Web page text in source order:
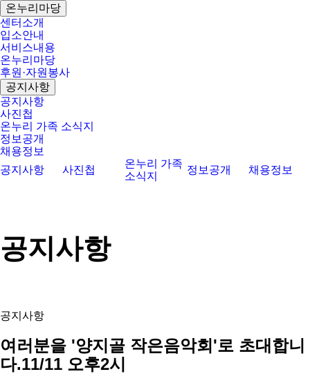
온누리마당
센터소개
입소안내
서비스내용
온누리마당
후원·자원봉사
공지사항
공지사항
사진첩
온누리 가족 소식지
정보공개
채용정보
공지사항
사진첩
온누리 가족
소식지
정보공개 채용정보
공지사항
공지사항
여러분을 '양지골 작은음악회'로 초대합니
다.11/11 오후2시